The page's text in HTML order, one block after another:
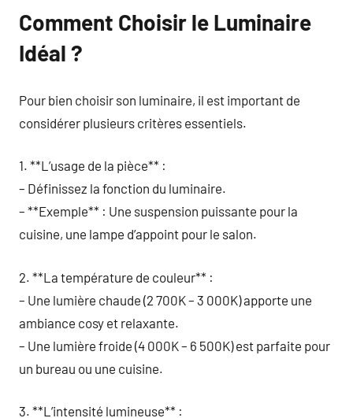
Comment Choisir le Luminaire
Idéal ?
Pour bien choisir son luminaire, il est important de
considérer plusieurs critères essentiels.
1. **L’usage de la pièce** :
– Définissez la fonction du luminaire.
– **Exemple** : Une suspension puissante pour la
cuisine, une lampe d’appoint pour le salon.
2. **La température de couleur** :
– Une lumière chaude (2 700K – 3 000K) apporte une
ambiance cosy et relaxante.
– Une lumière froide (4 000K – 6 500K) est parfaite pour
un bureau ou une cuisine.
3. **L’intensité lumineuse** :